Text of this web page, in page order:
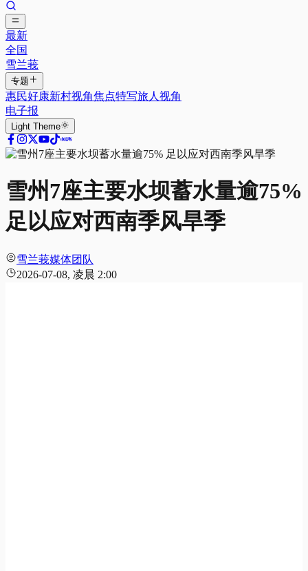
最新
全国
雪兰莪
专题
惠民好康新村视角焦点特写旅人视角
电子报
Light Theme
雪州7座主要水坝蓄水量逾75%
足以应对西南季风旱季
雪兰莪媒体团队
2026-07-08, 凌晨 2:00